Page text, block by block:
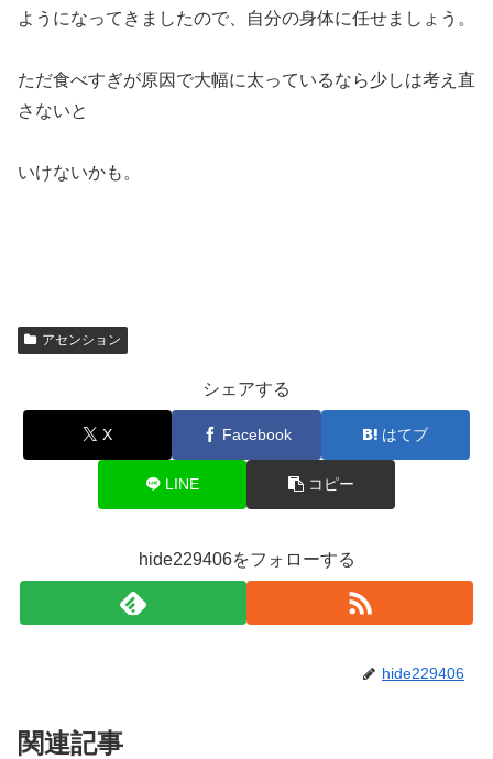
ようになってきましたので、自分の身体に任せましょう。
ただ食べすぎが原因で大幅に太っているなら少しは考え直
さないと
いけないかも。
アセンション
シェアする
X Facebook はてブ
LINE コピー
hide229406をフォローする
hide229406
関連記事